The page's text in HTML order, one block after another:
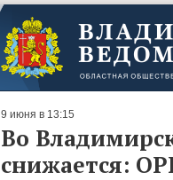
9 июня в 13:15
Во
снижается: